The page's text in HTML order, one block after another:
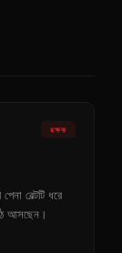
রক্ষক
বেল্টটি ধরে
আসছেন।